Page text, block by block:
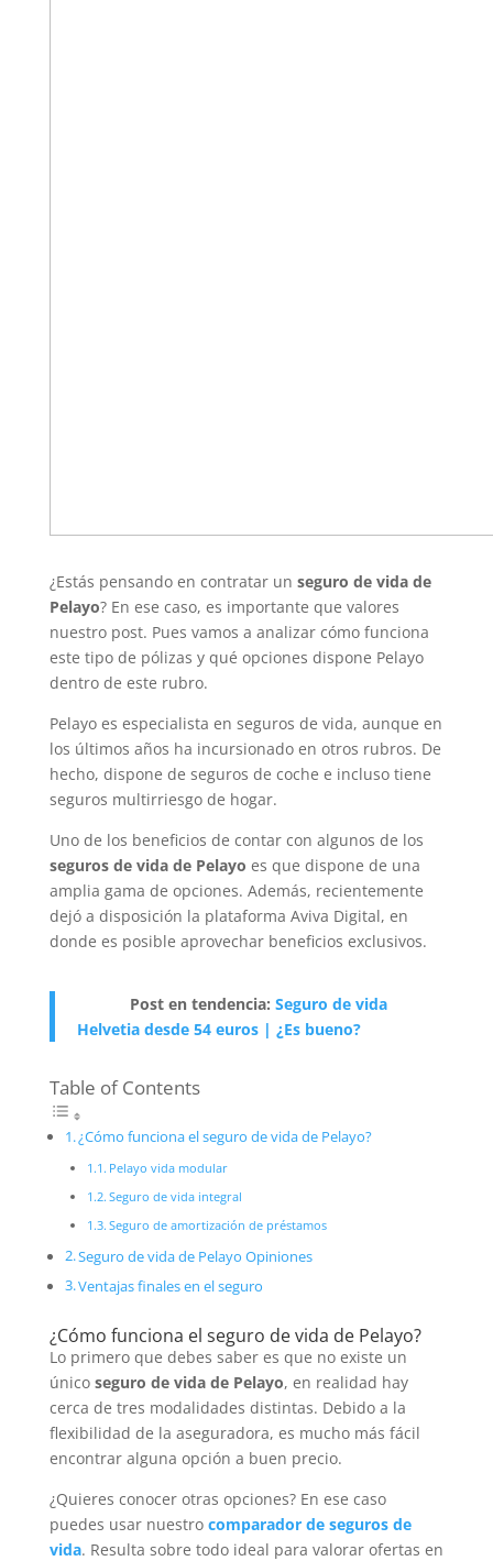
¿Estás pensando en contratar un seguro de vida de
Pelayo? En ese caso, es importante que valores
nuestro post. Pues vamos a analizar cómo funciona
este tipo de pólizas y qué opciones dispone Pelayo
dentro de este rubro.
Pelayo es especialista en seguros de vida, aunque en
los últimos años ha incursionado en otros rubros. De
hecho, dispone de seguros de coche e incluso tiene
seguros multirriesgo de hogar.
Uno de los beneficios de contar con algunos de los
seguros de vida de Pelayo es que dispone de una
amplia gama de opciones. Además, recientemente
dejó a disposición la plataforma Aviva Digital, en
donde es posible aprovechar beneficios exclusivos.
Post en tendencia: Seguro de vida
Helvetia desde 54 euros | ¿Es bueno?
Table of Contents
¿Cómo funciona el seguro de vida de Pelayo?
Pelayo vida modular
Seguro de vida integral
Seguro de amortización de préstamos
Seguro de vida de Pelayo Opiniones
Ventajas finales en el seguro
¿Cómo funciona el seguro de vida de Pelayo?
Lo primero que debes saber es que no existe un
único seguro de vida de Pelayo, en realidad hay
cerca de tres modalidades distintas. Debido a la
flexibilidad de la aseguradora, es mucho más fácil
encontrar alguna opción a buen precio.
¿Quieres conocer otras opciones? En ese caso
puedes usar nuestro comparador de seguros de
vida. Resulta sobre todo ideal para valorar ofertas en